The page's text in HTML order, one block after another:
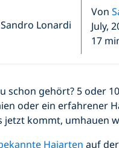
Sandro Lonardi
Von
July,
17
schon gehört? 5 oder
oder ein erfahrener
jetzt kommt, umhauen
Haiarten auf